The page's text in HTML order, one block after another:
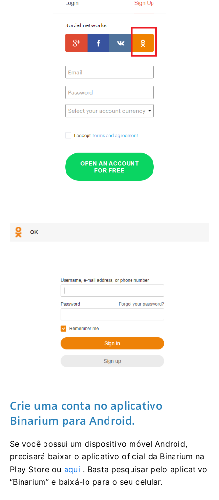
Crie uma conta no aplicativo
Binarium para Android.
Se você possui um dispositivo móvel Android,
precisará baixar o aplicativo oficial da Binarium na
Play Store ou aqui . Basta pesquisar pelo aplicativo
“Binarium” e baixá-lo para o seu celular.